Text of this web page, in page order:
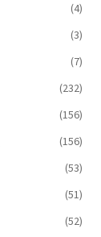
(4)
(3)
(7)
(232)
(156)
(156)
(53)
(51)
(52)